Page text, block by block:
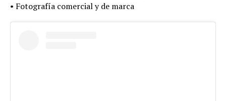
•⁠ ⁠Fotografía comercial y de marca